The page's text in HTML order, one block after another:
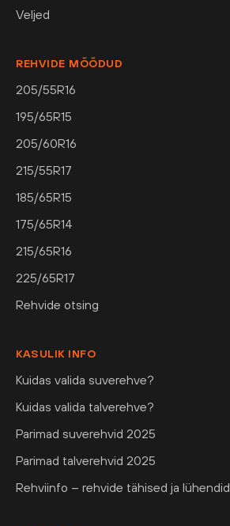
Veljed
REHVIDE MÕÕDUD
205/55R16
195/65R15
205/60R16
215/55R17
185/65R15
175/65R14
215/65R16
225/65R17
Rehvide otsing
KASULIK INFO
Kuidas valida suverehve?
Kuidas valida talverehve?
Parimad suverehvid 2025
Parimad talverehvid 2025
Rehviinfo – rehvide tähised ja lühendid